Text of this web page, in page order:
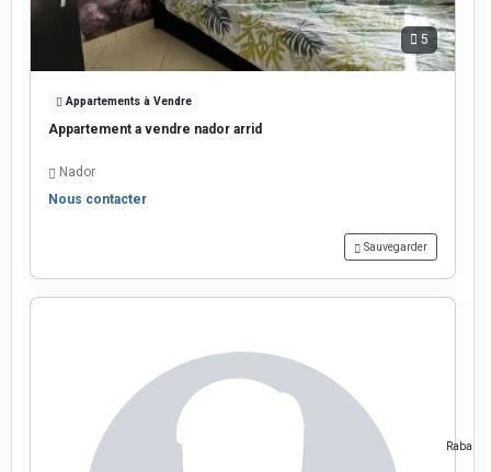
5
Appartements à Vendre
Appartement a vendre nador arrid
Nador
Nous contacter
Sauvegarder
Rabab